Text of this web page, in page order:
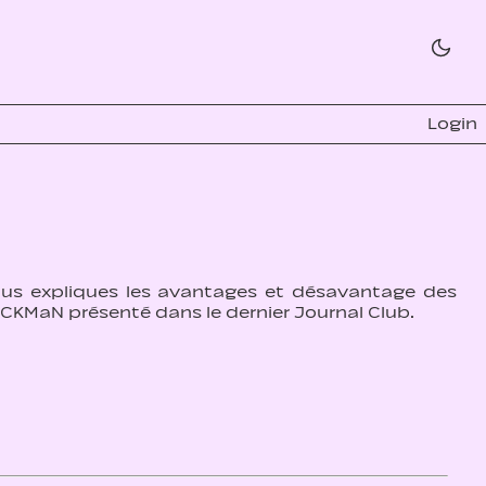
Login
expliques les avantages et désavantage des
présenté dans le dernier Journal Club.